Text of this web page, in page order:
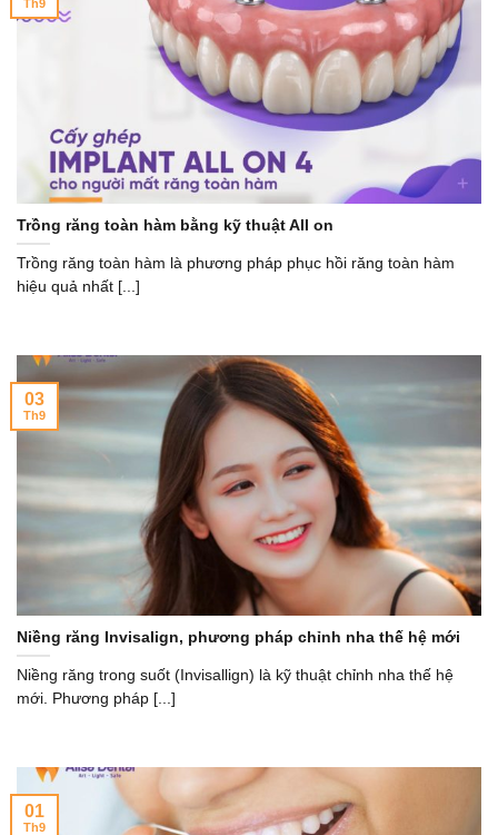
Trồng răng toàn hàm bằng kỹ thuật All on
Trồng răng toàn hàm là phương pháp phục hồi răng toàn hàm
hiệu quả nhất [...]
Th9
Niềng răng Invisalign, phương pháp chỉnh nha thế hệ mới
Niềng răng trong suốt (Invisallign) là kỹ thuật chỉnh nha thế hệ
mới. Phương pháp [...]
03
Th9
01
Th9